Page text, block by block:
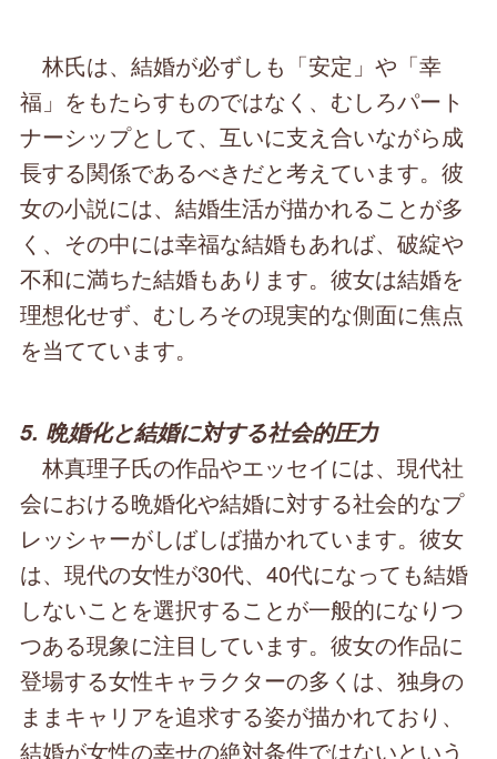
林氏は、結婚が必ずしも「安定」や「幸
福」をもたらすものではなく、むしろパート
ナーシップとして、互いに支え合いながら成
長する関係であるべきだと考えています。彼
女の小説には、結婚生活が描かれることが多
く、その中には幸福な結婚もあれば、破綻や
不和に満ちた結婚もあります。彼女は結婚を
理想化せず、むしろその現実的な側面に焦点
を当てています。
5. 晩婚化と結婚に対する社会的圧力
林真理子氏の作品やエッセイには、現代社
会における晩婚化や結婚に対する社会的なプ
レッシャーがしばしば描かれています。彼女
は、現代の女性が30代、40代になっても結婚
しないことを選択することが一般的になりつ
つある現象に注目しています。彼女の作品に
登場する女性キャラクターの多くは、独身の
ままキャリアを追求する姿が描かれており、
結婚が女性の幸せの絶対条件ではないという